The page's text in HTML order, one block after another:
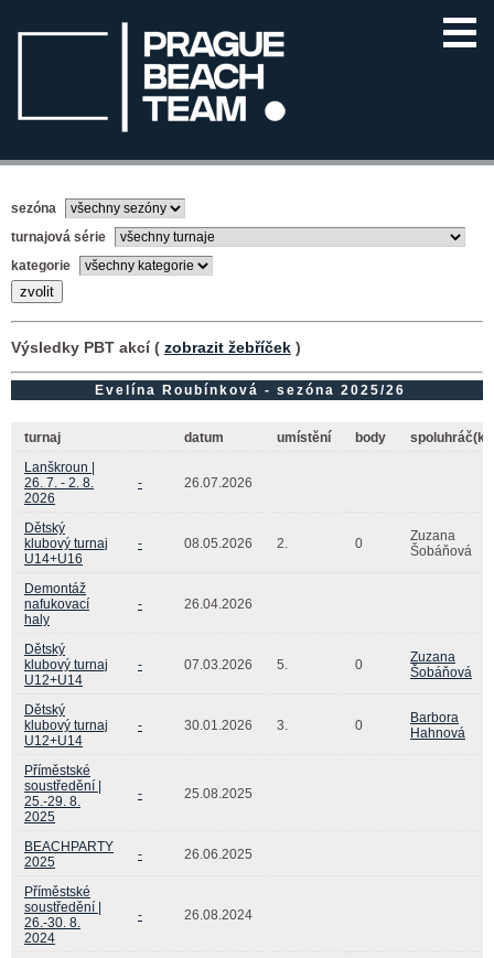
sezóna
turnajová série
kategorie
Výsledky PBT akcí ( zobrazit žebříček )
Evelína Roubínková - sezóna 2025/26
turnaj datum umístění body
Lanškroun |
26. 7. - 2. 8.
2026
- 26.07.2026
Dětský
klubový turnaj
U14+U16
- 08.05.2026 2. 0
Zuzana
Šobáňová
Demontáž
nafukovací
haly
- 26.04.2026
Dětský
klubový turnaj
U12+U14
- 07.03.2026 5. 0
Zuzana
Šobáňová
Dětský
klubový turnaj
U12+U14
- 30.01.2026 3. 0
Barbora
Hahnová
Příměstské
soustředění |
25.-29. 8.
2025
- 25.08.2025
BEACHPARTY
2025
- 26.06.2025
Příměstské
soustředění |
26.-30. 8.
2024
- 26.08.2024